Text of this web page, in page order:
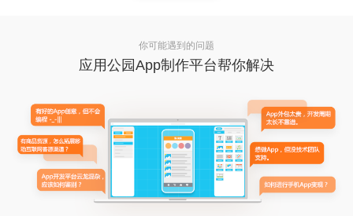
你可能遇到的问题
应用公园App制作平台帮你解决